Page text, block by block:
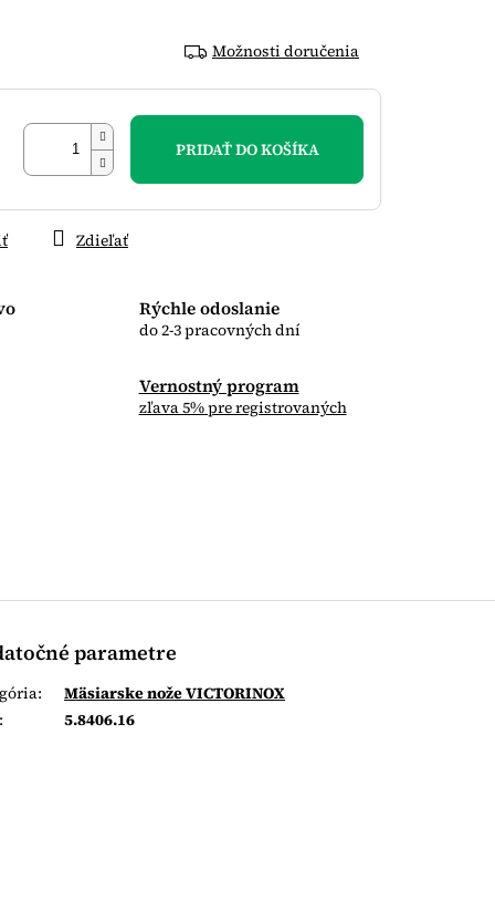
Možnosti doručenia
PRIDAŤ DO KOŠÍKA
Rýchle odoslanie
do 2-3 pracovných dní
Vernostný program
zľava 5% pre registrovaných
Zdieľať
parametre
:
Mäsiarske nože VICTORINOX
: 5.8406.16